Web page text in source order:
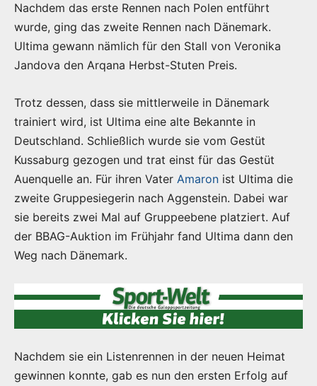
Nachdem das erste Rennen nach Polen entführt
wurde, ging das zweite Rennen nach Dänemark.
Ultima gewann nämlich für den Stall von Veronika
Jandova den Arqana Herbst-Stuten Preis.
Trotz dessen, dass sie mittlerweile in Dänemark
trainiert wird, ist Ultima eine alte Bekannte in
Deutschland. Schließlich wurde sie vom Gestüt
Kussaburg gezogen und trat einst für das Gestüt
Auenquelle an. Für ihren Vater Amaron ist Ultima die
zweite Gruppesiegerin nach Aggenstein. Dabei war
sie bereits zwei Mal auf Gruppeebene platziert. Auf
der BBAG-Auktion im Frühjahr fand Ultima dann den
Weg nach Dänemark.
Nachdem sie ein Listenrennen in der neuen Heimat
gewinnen konnte, gab es nun den ersten Erfolg auf